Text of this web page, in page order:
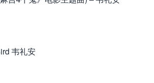
韦礼安